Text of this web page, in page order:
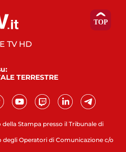
Stampa presso il Tribunale di
degli Operatori di Comunicazione c/o
TV HD
TERRESTRE